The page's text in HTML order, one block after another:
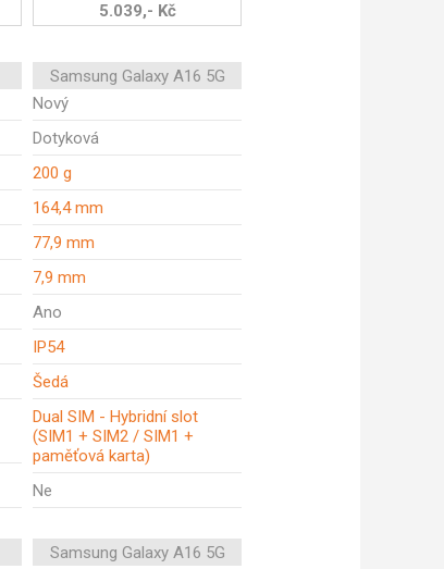
5.039,- Kč
Samsung Galaxy A16 5G
Nový
Dotyková
200 g
164,4 mm
77,9 mm
7,9 mm
Ano
IP54
Šedá
Dual SIM - Hybridní slot
(SIM1 + SIM2 / SIM1 +
paměťová karta)
Ne
Samsung Galaxy A16 5G